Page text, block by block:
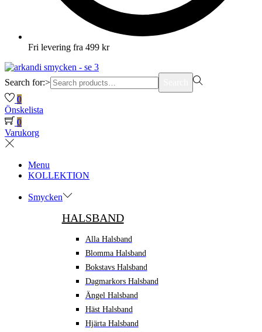
Fri levering fra 499 kr
Search for:>
0
Önskelista
0
Varukorg
Menu
KOLLEKTION
Smycken
HALSBAND
Alla Halsband
Blomma Halsband
Bokstavs Halsband
Dagmarkors Halsband
Ängel Halsband
Häst Halsband
Hjärta Halsband